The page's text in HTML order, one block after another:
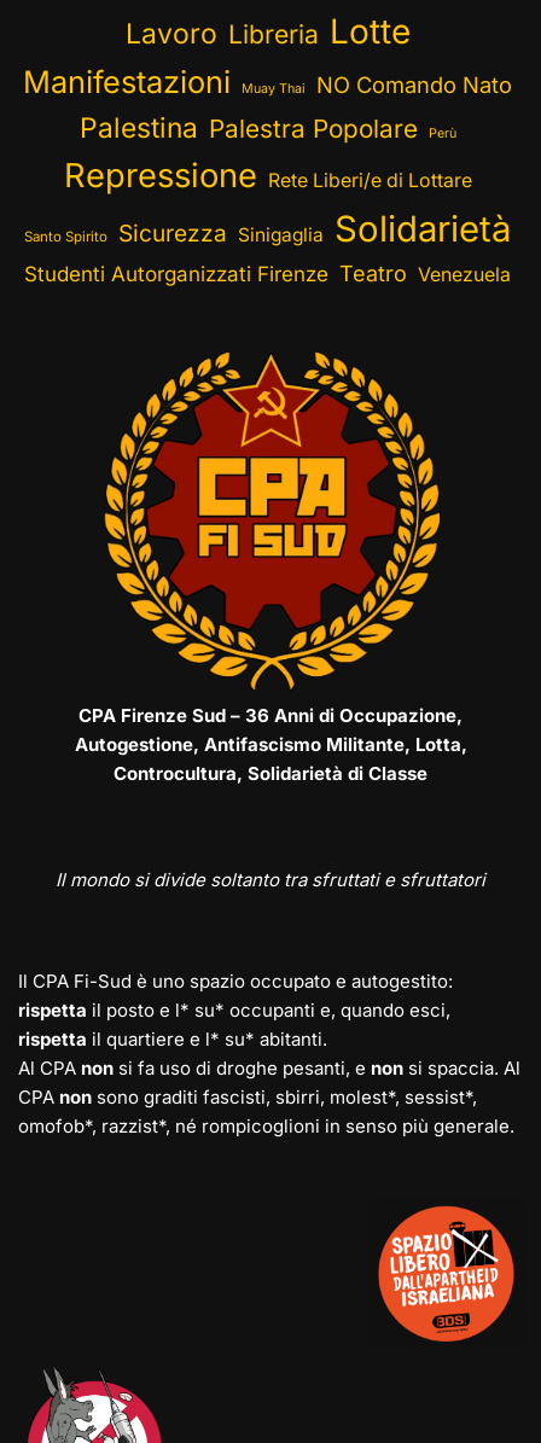
Lavoro Libreria Lotte
Manifestazioni Muay Thai NO Comando Nato
Palestina Palestra Popolare Perù
Repressione Rete Liberi/e di Lottare
Santo Spirito Sicurezza Sinigaglia Solidarietà
Studenti Autorganizzati Firenze Teatro Venezuela
CPA Firenze Sud – 36 Anni di Occupazione,
Autogestione, Antifascismo Militante, Lotta,
Controcultura, Solidarietà di Classe
Il mondo si divide soltanto tra sfruttati e sfruttatori
Il CPA Fi-Sud è uno spazio occupato e autogestito:
rispetta il posto e l* su* occupanti e, quando esci,
rispetta il quartiere e l* su* abitanti.
Al CPA non si fa uso di droghe pesanti, e non si spaccia. Al
CPA non sono graditi fascisti, sbirri, molest*, sessist*,
omofob*, razzist*, né rompicoglioni in senso più generale.